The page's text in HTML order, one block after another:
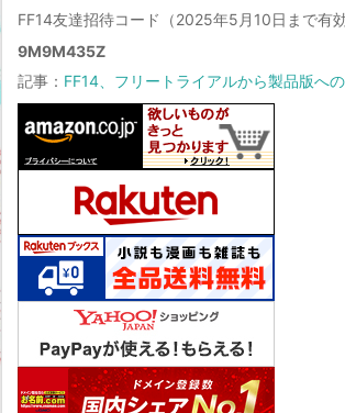
FF14友達招待コード（2025年5月10日まで有効
9M9M435Z
記事： FF14、フリートライアルから製品版へ